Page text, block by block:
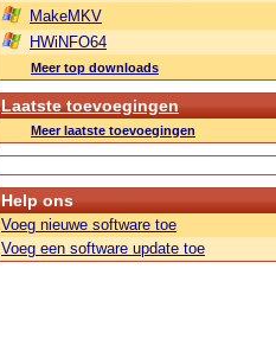
MakeMKV
HWiNFO64
Meer top downloads
Laatste toevoegingen
Meer laatste toevoegingen
Help ons
Voeg nieuwe software toe
Voeg een software update toe